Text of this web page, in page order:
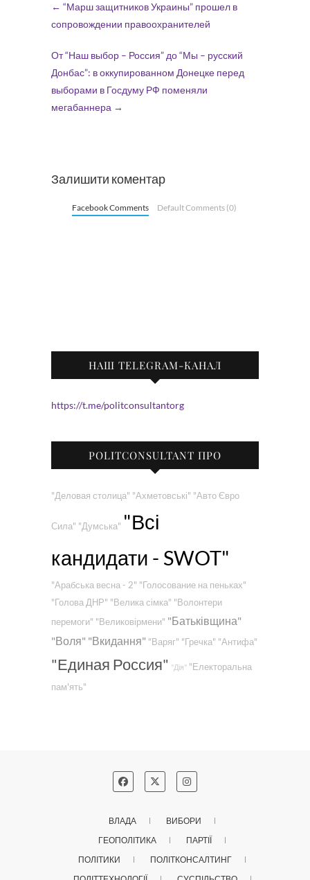
← “Марш защитников Украины” прошел в
сопровождении правоохранителей
От “Наш выбор – Россия” до “Мы – русский
Донбас”: в оккупированном Донецке перед
выборами в Госдуму РФ поменяли
мегабаннера →
Залишити коментар
Facebook Comments Default Comments (0)
НАШ TELEGRAM-КАНАЛ
https://t.me/politconsultantorg
POLITCONSULTANT ПРО
"Деловая столица" "Ахметовські" "Авто Євро
Сила" "Думська" "Всі
кандидати - SWOT"
"Арабська весна - 2" "Голосование на пеньках"
"Голова ДНР" "Велика сімка" "Волонтери
перемоги" "Великовірмени" "Батьківщина"
"Воля" "Вкидання" "Варяг" "Гречка" "Антифа"
"Единая Россия" "Дія" "Електоральна
пам'ять"
ВЛАДА
ВИБОРИ
ГЕОПОЛІТИКА
ПАРТІЇ
ПОЛІТИКИ
ПОЛІТКОНСАЛТИНГ